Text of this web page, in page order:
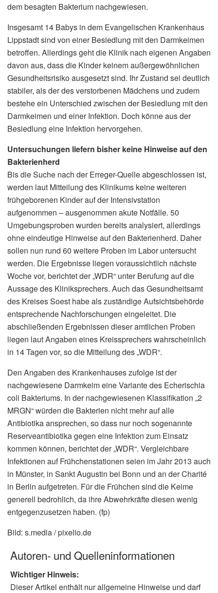
dem besagten Bakterium nachgewiesen.
Insgesamt 14 Babys in dem Evangelischen Krankenhaus
Lippstadt sind von einer Besiedlung mit den Darmkeimen
betroffen. Allerdings geht die Klinik nach eigenen Angaben
davon aus, dass die Kinder keinem außergewöhnlichen
Gesundheitsrisiko ausgesetzt sind. Ihr Zustand sei deutlich
stabiler, als der des verstorbenen Mädchens und zudem
bestehe ein Unterschied zwischen der Besiedlung mit den
Darmkeimen und einer Infektion. Doch könne aus der
Besiedlung eine Infektion hervorgehen.
Untersuchungen liefern bisher keine Hinweise auf den
Bakterienherd
Bis die Suche nach der Erreger-Quelle abgeschlossen ist,
werden laut Mitteilung des Klinikums keine weiteren
frühgeborenen Kinder auf der Intensivstation
aufgenommen – ausgenommen akute Notfälle. 50
Umgebungsproben wurden bereits analysiert, allerdings
ohne eindeutige Hinweise auf den Bakterienherd. Daher
sollen nun rund 60 weitere Proben im Labor untersucht
werden. Die Ergebnisse liegen voraussichtlich nächste
Woche vor, berichtet der „WDR“ unter Berufung auf die
Aussage des Kliniksprechers. Auch das Gesundheitsamt
des Kreises Soest habe als zuständige Aufsichtsbehörde
entsprechende Nachforschungen eingeleitet. Die
abschließenden Ergebnissen dieser amtlichen Proben
liegen laut Angaben eines Kreissprechers wahrscheinlich
in 14 Tagen vor, so die Mitteilung des „WDR“.
Den Angaben des Krankenhauses zufolge ist der
nachgewiesene Darmkeim eine Variante des Echerischia
coli Bakteriums. In der nachgewiesenen Klassifikation „2
MRGN“ würden die Bakterien nicht mehr auf alle
Antibiotika ansprechen, so dass nur noch sogenannte
Reserveantibiotika gegen eine Infektion zum Einsatz
kommen können, berichtet der „WDR“. Vergleichbare
Infektionen auf Frühchenstationen seien im Jahr 2013 auch
in Münster, in Sankt Augustin bei Bonn und an der Charité
in Berlin aufgetreten. Für die Frühchen sind die Keime
generell bedrohlich, da ihre Abwehrkräfte diesen wenig
entgegenzusetzen haben. (fp)
Bild: s.media / pixelio.de
Autoren- und Quelleninformationen
Wichtiger Hinweis:
Dieser Artikel enthält nur allgemeine Hinweise und darf